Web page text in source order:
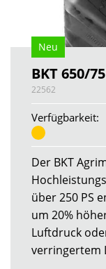
Neu
BKT 650/
22562
Verfügbarkeit:
Der BKT
über 250 PS
um 20%
Luftdruck
verringertem